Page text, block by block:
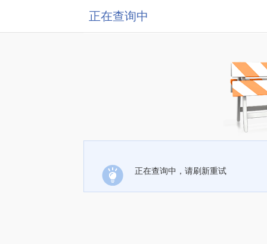
正在查询中
正在查询中，请刷新重试